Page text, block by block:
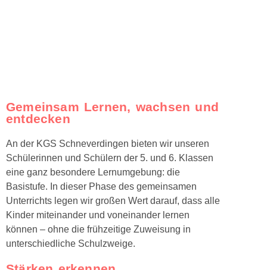
Gemeinsam Lernen, wachsen und
entdecken
An der KGS Schneverdingen bieten wir unseren
Schülerinnen und Schülern der 5. und 6. Klassen
eine ganz besondere Lernumgebung: die
Basistufe. In dieser Phase des gemeinsamen
Unterrichts legen wir großen Wert darauf, dass alle
Kinder miteinander und voneinander lernen
können – ohne die frühzeitige Zuweisung in
unterschiedliche Schulzweige.